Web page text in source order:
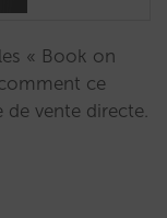
« Book on
ce
vente directe.